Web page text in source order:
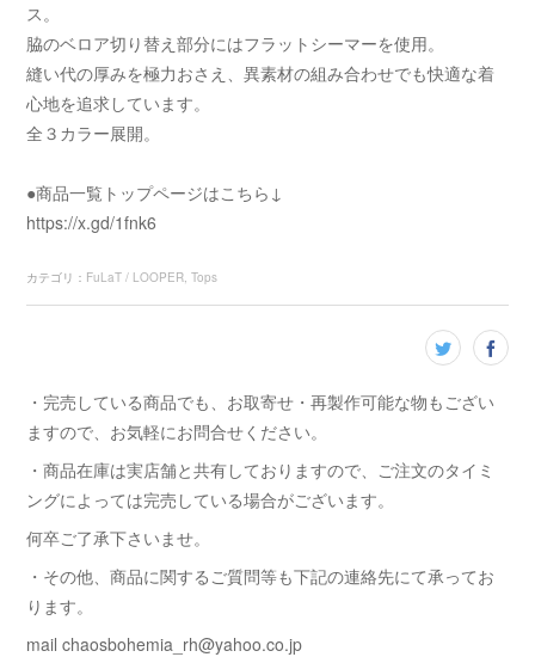
ス。
脇のベロア切り替え部分にはフラットシーマーを使用。
縫い代の厚みを極力おさえ、異素材の組み合わせでも快適な着
心地を追求しています。
全３カラー展開。
●商品一覧トップページはこちら↓
https://x.gd/1fnk6
カテゴリ ： FuLaT / LOOPER Tops
・完売している商品でも、お取寄せ・再製作可能な物もござい
ますので、お気軽にお問合せください。
・商品在庫は実店舗と共有しておりますので、ご注文のタイミ
ングによっては完売している場合がございます。
何卒ご了承下さいませ。
・その他、商品に関するご質問等も下記の連絡先にて承ってお
ります。
mail chaosbohemia_rh@yahoo.co.jp